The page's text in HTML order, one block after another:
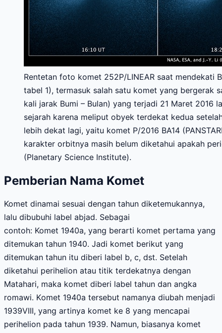
Rentetan foto komet 252P/LINEAR saat mendekati
tabel 1), termasuk salah satu komet yang bergerak
kali jarak Bumi – Bulan) yang terjadi 21 Maret 2016
sejarah karena meliput obyek terdekat kedua
lebih dekat lagi, yaitu komet P/2016 BA14
karakter orbitnya masih belum diketahui apakah
(Planetary Science Institute).
Pemberian Nama Komet
Komet dinamai sesuai dengan tahun diketemukannya,
lalu dibubuhi label abjad. Sebagai
contoh: Komet 1940a, yang berarti komet pertama yang
ditemukan tahun 1940. Jadi komet berikut yang
ditemukan tahun itu diberi label b, c, dst. Setelah
diketahui perihelion atau titik terdekatnya dengan
Matahari, maka komet diberi label tahun dan angka
romawi. Komet 1940a tersebut namanya diubah menjadi
1939VIII, yang artinya komet ke 8 yang mencapai
perihelion pada tahun 1939. Namun, biasanya komet